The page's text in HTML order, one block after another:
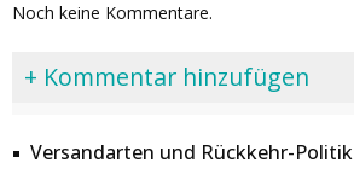
Noch keine Kommentare.
+ Kommentar hinzufügen
Versandarten und Rückkehr-Politik